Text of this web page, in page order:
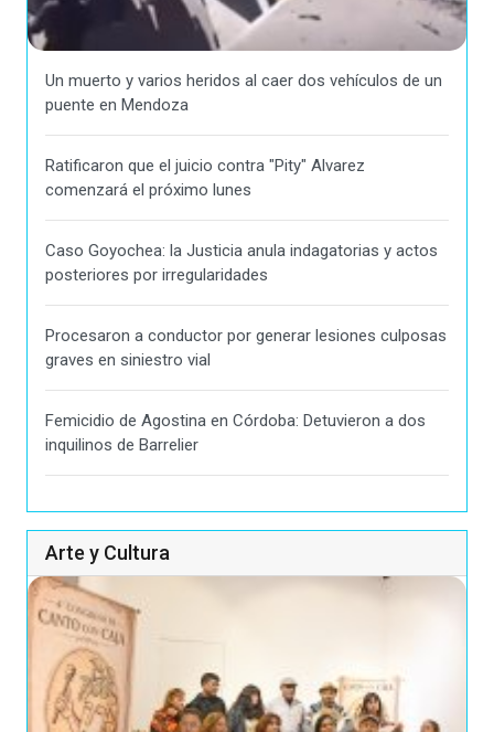
Un muerto y varios heridos al caer dos vehículos de un
puente en Mendoza
Ratificaron que el juicio contra "Pity" Alvarez
comenzará el próximo lunes
Caso Goyochea: la Justicia anula indagatorias y actos
posteriores por irregularidades
Procesaron a conductor por generar lesiones culposas
graves en siniestro vial
Femicidio de Agostina en Córdoba: Detuvieron a dos
inquilinos de Barrelier
Arte y Cultura